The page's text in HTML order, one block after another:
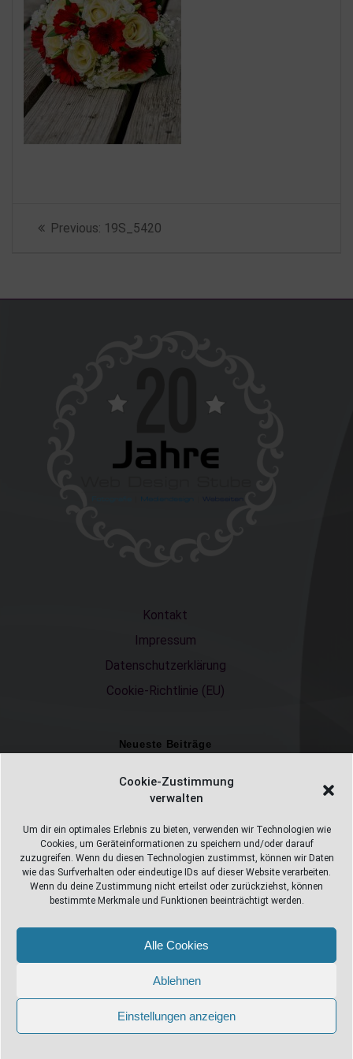
Cookie-Zustimmung
verwalten
Um dir ein optimales Erlebnis zu bieten, verwenden wir Technologien wie
Cookies, um Geräteinformationen zu speichern und/oder darauf
zuzugreifen. Wenn du diesen Technologien zustimmst, können wir Daten
wie das Surfverhalten oder eindeutige IDs auf dieser Website verarbeiten.
Wenn du deine Zustimmung nicht erteilst oder zurückziehst, können
bestimmte Merkmale und Funktionen beeinträchtigt werden.
Alle Cookies
Ablehnen
Einstellungen anzeigen
Beitragsnavigation
Previous: Previous
19S_5420
Kontakt
Impressum
Datenschutzerklärung
Cookie-Richtlinie (EU)
Neueste Beiträge
Einschulungsfotos 2026 – ein unvergesslicher Moment
Fotostudio in Fichtelberg
Alles Pizza oder was ;-)
Überweisungen
Weihnachtsfotoshooting 2026
Web Design Stube 95686 Fichtelberg
Bayreuther Straße 10
info@webdesign-stube.de